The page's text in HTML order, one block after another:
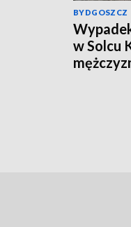
BYDGOSZCZ
w Solcu